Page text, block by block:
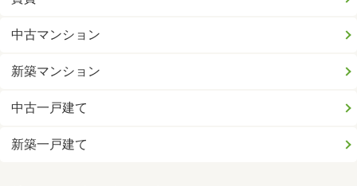
中古マンション
新築マンション
中古一戸建て
新築一戸建て